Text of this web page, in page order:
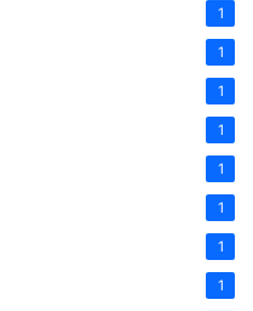
1
1
1
1
1
1
1
1